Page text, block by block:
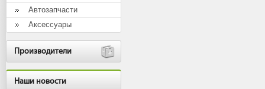
Автозапчасти
Аксессуары
Производители
Наши новости